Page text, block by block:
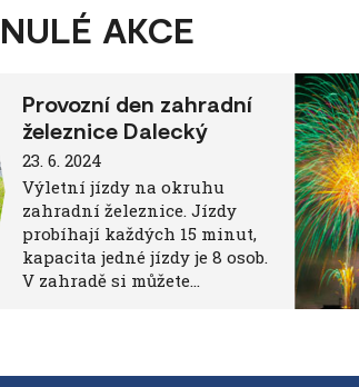
AKCE
Provozní den zahradní
železnice Dalecký
23. 6. 2024
Výletní jízdy na okruhu
zahradní železnice. Jízdy
probíhají každých 15 minut,
kapacita jedné jízdy je 8 osob.
V zahradě si můžete…